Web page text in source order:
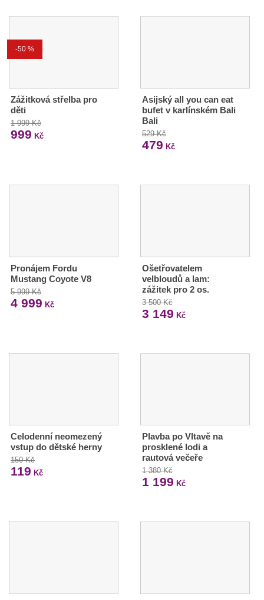
-50 %
Zážitková střelba pro
děti
1 999 Kč
999 Kč
Asijský all you can eat
bufet v karlínském Bali
Bali
529 Kč
479 Kč
Pronájem Fordu
Mustang Coyote V8
5 999 Kč
4 999 Kč
Ošetřovatelem
velbloudů a lam:
zážitek pro 2 os.
3 500 Kč
3 149 Kč
Celodenní neomezený
vstup do dětské herny
150 Kč
119 Kč
Plavba po Vltavě na
prosklené lodi a
rautová večeře
1 380 Kč
1 199 Kč